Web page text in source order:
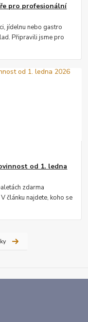
pro profesionální
jídelnu nebo gastro
Připravili jsme pro
od 1. ledna
zdarma
článku najdete, koho se